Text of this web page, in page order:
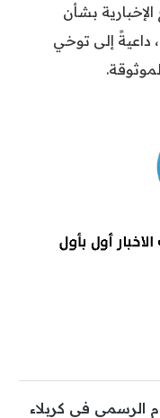
بشأن
داعيةً إلى توخي
الرسمي في كربلاء